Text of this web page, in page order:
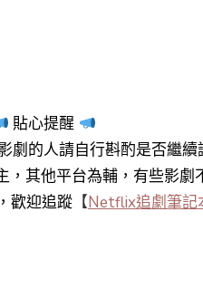
貼心提醒
劇的人請自行斟酌是否繼續
其他平台為輔，有些影劇
歡迎追蹤【Netflix追劇筆記